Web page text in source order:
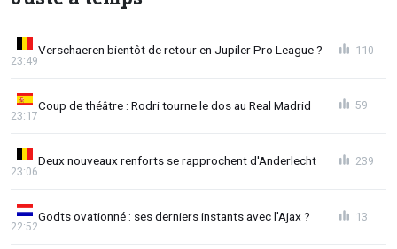
Verschaeren bientôt de retour en Jupiler Pro League ?
23:49
110
Coup de théâtre : Rodri tourne le dos au Real Madrid
23:17
59
Deux nouveaux renforts se rapprochent d'Anderlecht
23:06
239
Godts ovationné : ses derniers instants avec l'Ajax ?
22:52
13